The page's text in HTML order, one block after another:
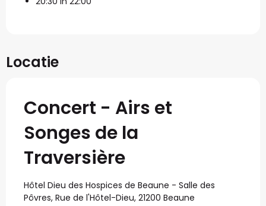
Locatie
Concert - Airs et
Songes de la
Traversière
Hôtel Dieu des Hospices de Beaune - Salle des
Pôvres, Rue de l'Hôtel-Dieu, 21200 Beaune